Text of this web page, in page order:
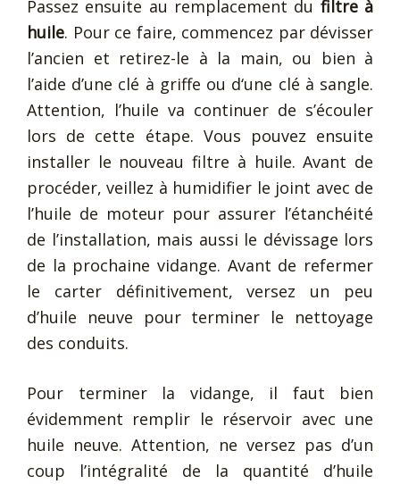
Passez ensuite au remplacement du filtre à
huile. Pour ce faire, commencez par dévisser
l’ancien et retirez-le à la main, ou bien à
l’aide d’une clé à griffe ou d‘une clé à sangle.
Attention, l’huile va continuer de s’écouler
lors de cette étape. Vous pouvez ensuite
installer le nouveau filtre à huile. Avant de
procéder, veillez à humidifier le joint avec de
l’huile de moteur pour assurer l’étanchéité
de l’installation, mais aussi le dévissage lors
de la prochaine vidange. Avant de refermer
le carter définitivement, versez un peu
d’huile neuve pour terminer le nettoyage
des conduits.
Pour terminer la vidange, il faut bien
évidemment remplir le réservoir avec une
huile neuve. Attention, ne versez pas d’un
coup l’intégralité de la quantité d’huile